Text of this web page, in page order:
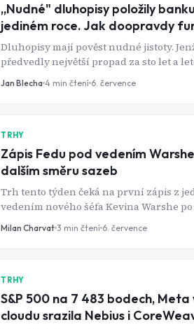
„Nudné" dluhopisy položily
jediném roce. Jak doopravdy
Dluhopisy mají pověst nudné jistoty.
předvedly největší propad za sto let a
nesou víc než spořicí účty. Jak tenhle
Jan Blecha 4 min čtení 6. července
TRHY
Zápis Fedu pod vedením
dalším směru sazeb
Trh tento týden čeká na první zápis z
vedením nového šéfa Kevina Warshe
obratu. Devět členů FOMC nyní čeká
Milan Charvat 3 min čtení 6. července
TRHY
S&P 500 na 7 483 bodech,
cloudu srazila Nebius i